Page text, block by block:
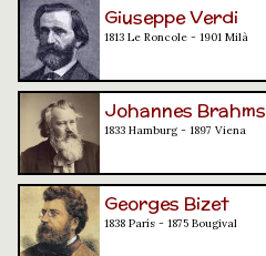
Giuseppe Verdi
1813 Le Roncole - 1901 Milà
Johannes Brahms
1833 Hamburg - 1897 Viena
Georges Bizet
1838 París - 1875 Bougival